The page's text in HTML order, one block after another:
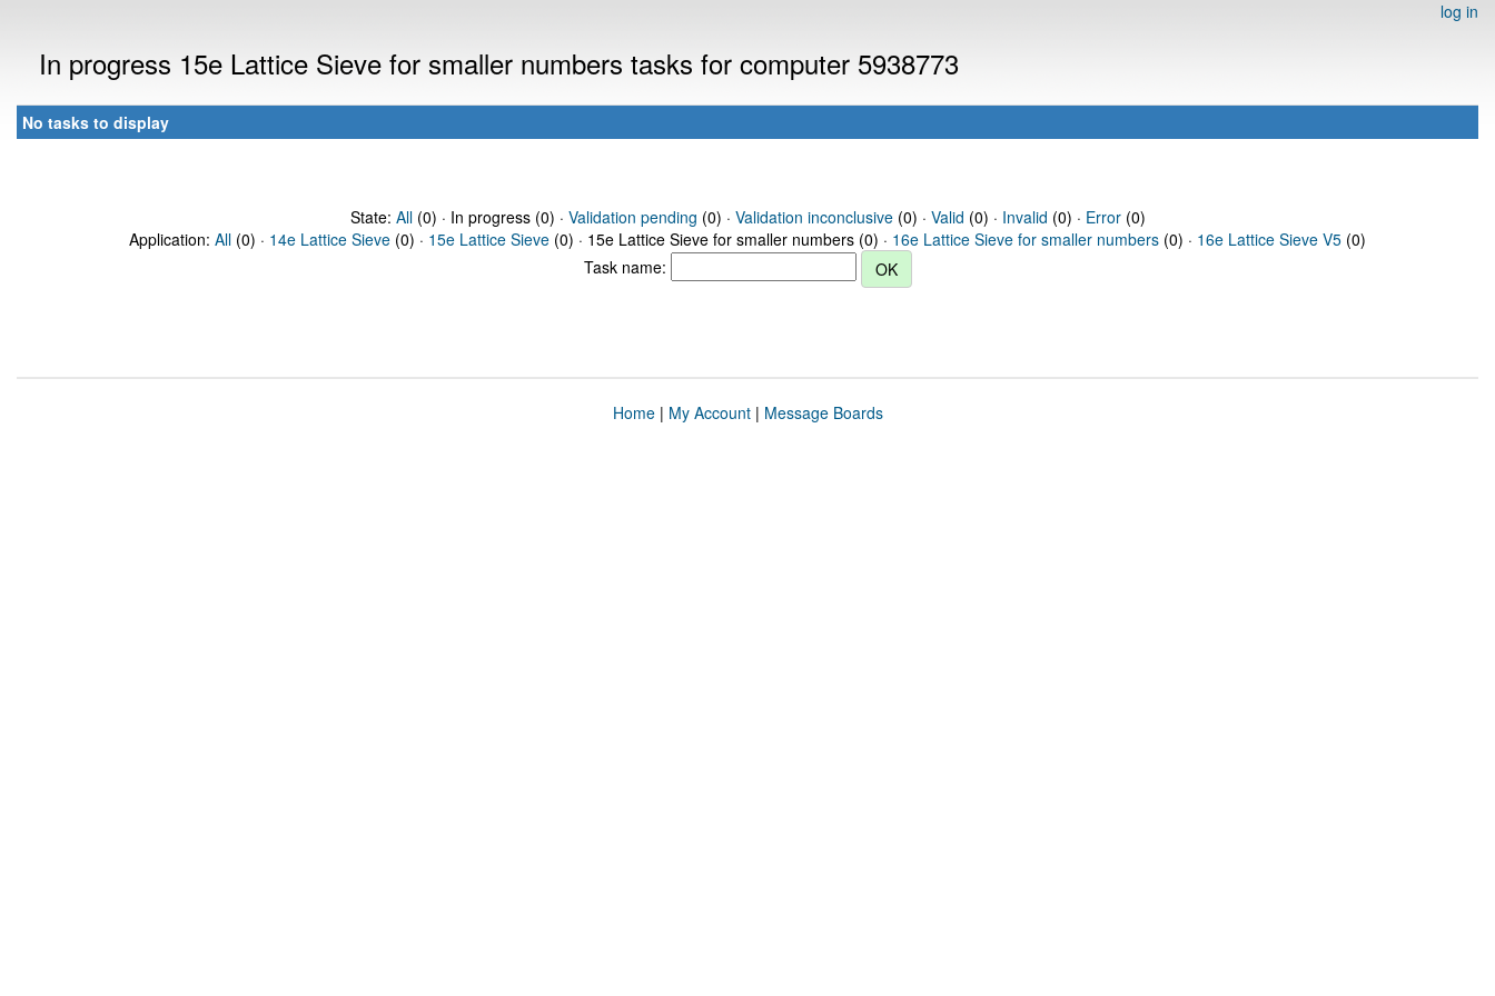
log in
In progress 15e Lattice Sieve for smaller numbers tasks for computer 5938773
No tasks to display
State: All(0) · In progress (0) · Validation pending (0) · Validation inconclusive(0) · Valid (0) · Invalid (0) · Error(0)
Application: All (0) · 14e Lattice Sieve (0) · 15e Lattice Sieve (0) · 15e Lattice Sieve for smaller numbers (0) · 16e Lattice Sieve for smaller numbers (0) · 16e Lattice Sieve V5 (0)
Task name:
Home| My Account| Message Boards